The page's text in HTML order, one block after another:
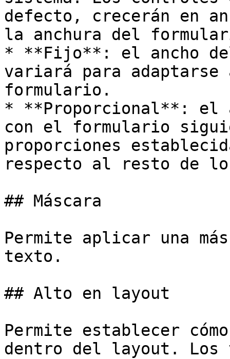
defecto, crecerán en
la anchura del
* **Fijo**: el ancho
variará para
formulario.
* **Proporcional**: el
con el formulario
proporciones
respecto al resto de
## Máscara
Permite aplicar una
texto.
## Alto en layout
Permite establecer
dentro del layout. Los